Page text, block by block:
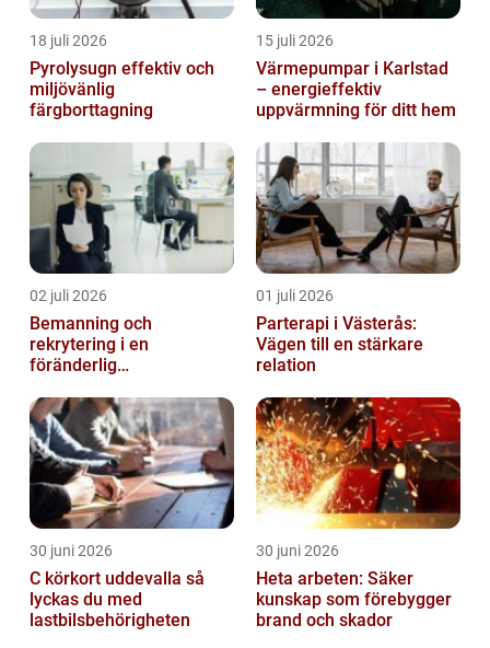
18 juli 2026
Pyrolysugn effektiv och
miljövänlig
färgborttagning
15 juli 2026
Värmepumpar i Karlstad
– energieffektiv
uppvärmning för ditt hem
02 juli 2026
Bemanning och
rekrytering i en
föränderlig
01 juli 2026
Parterapi i Västerås:
Vägen till en stärkare
relation
30 juni 2026
C körkort uddevalla så
lyckas du med
lastbilsbehörigheten
30 juni 2026
Heta arbeten: Säker
kunskap som förebygger
brand och skador